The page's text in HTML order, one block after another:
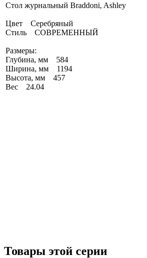
Стол журнальный Braddoni, Ashley
Цвет Серебряный
Стиль СОВРЕМЕННЫЙ
Размеры:
Глубина, мм 584
Ширина, мм 1194
Высота, мм 457
Вес 24.04
Товары этой серии